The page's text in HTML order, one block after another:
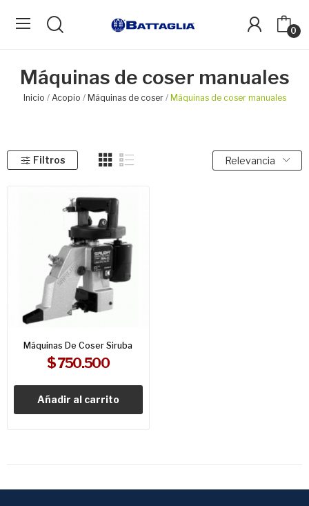
0
Máquinas de coser manuales
Inicio Acopio Máquinas de coser Máquinas de coser manuales
Filtros Relevancia
Máquinas De Coser Siruba
$ 750.500
Añadir al carrito